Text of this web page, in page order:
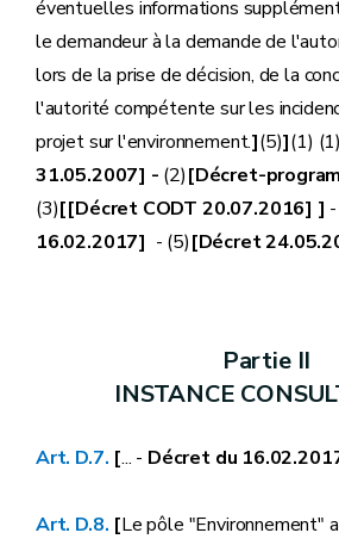
éventuelles informations
le demandeur à la demande de
lors de la prise de décision, de la
l'autorité compétente sur les
projet sur l'environnement.](5)](1) (1)
31.05.2007] - (2)[Décret-
(3)[[Décret CODT 20.07.2016] ]
16.02.2017] - (5)[Décret
Partie II
INSTANCE
Art. D.7. [... - Décret du
Art. D.8. [Le pôle "Environnement"